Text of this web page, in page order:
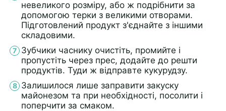
невеликого розміру, або ж подрібнити за
допомогою терки з великими отворами.
Підготовлений продукт з'єднайте з іншими
складовими.
Зубчики часнику очистіть, промийте і
пропустіть через прес, додайте до решти
продуктів. Туди ж відправте кукурудзу.
Залишилося лише заправити закуску
майонезом та при необхідності, посолити і
поперчити за смаком.